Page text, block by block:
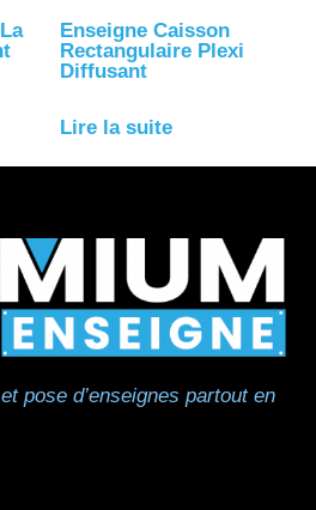
Enseigne Caisson
Rectangulaire Plexi
Diffusant
Lire la suite
pose d’enseignes partout en